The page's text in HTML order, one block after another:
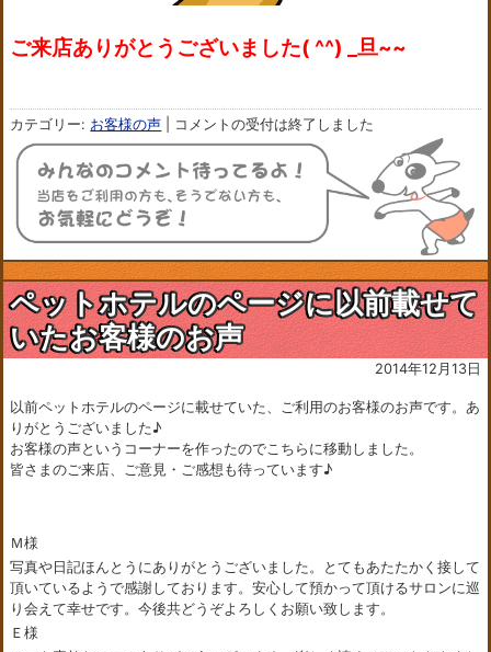
ご来店ありがとうございました( ^^) _旦~~
カテゴリー: お客様の声 コメントの受付は終了しました
ペットホテルのページに以前載せて
いたお客様のお声
2014年12月13日
以前ペットホテルのページに載せていた、ご利用のお客様のお声です。あ
りがとうございました♪
お客様の声というコーナーを作ったのでこちらに移動しました。
皆さまのご来店、ご意見・ご感想も待っています♪
Ｍ様
写真や日記ほんとうにありがとうございました。とてもあたたかく接して
頂いているようで感謝しております。安心して預かって頂けるサロンに巡
り会えて幸せです。今後共どうぞよろしくお願い致します。
Ｅ様